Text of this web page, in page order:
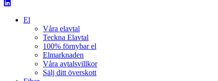
El
Våra elavtal
Teckna Elavtal
100% förnybar el
Elmarknaden
Våra avtalsvillkor
Sälj ditt överskott